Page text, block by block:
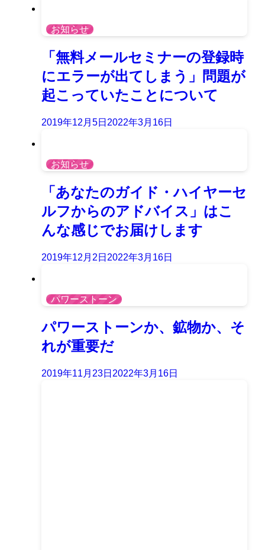
お知らせ
「無料メールセミナーの登録時
にエラーが出てしまう」問題が
起こっていたことについて
2019年12月5日 2022年3月16日
お知らせ
「あなたのガイド・ハイヤーセ
ルフからのアドバイス」はこ
んな感じでお届けします
2019年12月2日 2022年3月16日
パワーストーン
パワーストーンか、鉱物か、そ
れが重要だ
2019年11月23日 2022年3月16日